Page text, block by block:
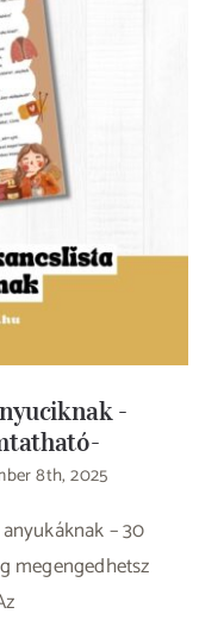
-ingyenesen
-
8th, 2025
– 30
megengedhetsz